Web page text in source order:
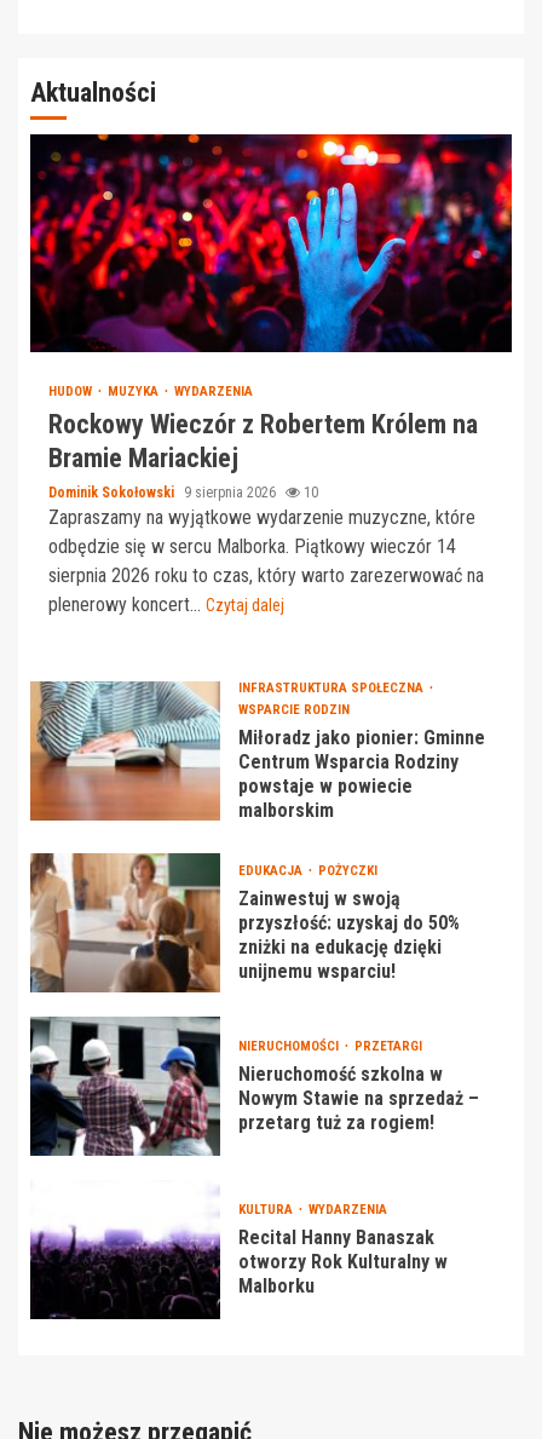
Aktualności
HUDOW MUZYKA WYDARZENIA
Rockowy Wieczór z Robertem Królem na
Bramie Mariackiej
Dominik Sokołowski 9 sierpnia 2026 10
Zapraszamy na wyjątkowe wydarzenie muzyczne, które
odbędzie się w sercu Malborka. Piątkowy wieczór 14
sierpnia 2026 roku to czas, który warto zarezerwować na
plenerowy koncert... Czytaj dalej
INFRASTRUKTURA SPOŁECZNA
WSPARCIE RODZIN
Miłoradz jako pionier: Gminne
Centrum Wsparcia Rodziny
powstaje w powiecie
malborskim
EDUKACJA POŻYCZKI
Zainwestuj w swoją
przyszłość: uzyskaj do 50%
zniżki na edukację dzięki
unijnemu wsparciu!
NIERUCHOMOŚCI PRZETARGI
Nieruchomość szkolna w
Nowym Stawie na sprzedaż –
przetarg tuż za rogiem!
KULTURA WYDARZENIA
Recital Hanny Banaszak
otworzy Rok Kulturalny w
Malborku
Nie możesz przegapić